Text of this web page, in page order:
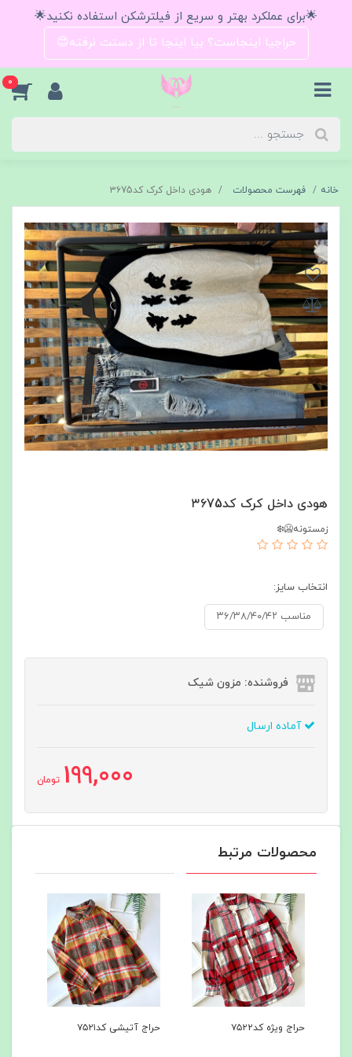
🌟برای عملکرد بهتر و سریع از فیلترشکن استفاده نکنید🌟
حراجیا اینجاست؟ بیا اینجا تا از دستت نرفته😍
0
خانه فهرست محصولات هودی داخل کرک کد۳۶75
هودی داخل کرک کد۳۶75
زمستونه🥶❄️
انتخاب سایز:
مناسب ۳۶/۳۸/۴۰/۴۲
فروشنده: مزون شیک
آماده ارسال
199,000 تومان
محصولات مرتبط
حراج ویژه کد۷۵۲۲ حراج آتیشی کد۷۵۲۱